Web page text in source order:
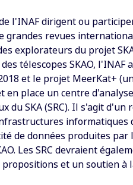
l'INAF dirigent ou
grandes revues
explorateurs du projet
télescopes SKAO,
et le projet MeerKat+
en place un centre
du SKA (SRC). Il s'agit
informatiques
de données produites
Les SRC devraient
et un soutien à